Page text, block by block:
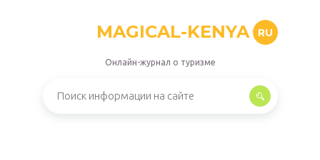
MAGICAL-KENYA RU
Онлайн-журнал о туризме